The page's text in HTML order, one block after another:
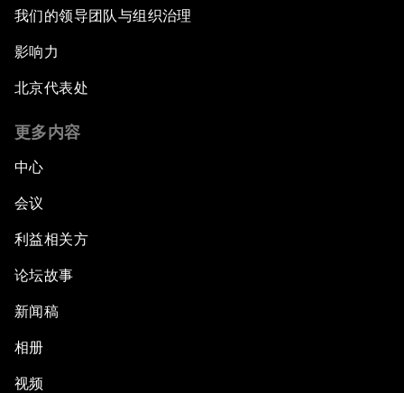
我们的领导团队与组织治理
影响力
北京代表处
更多内容
中心
会议
利益相关方
论坛故事
新闻稿
相册
视频